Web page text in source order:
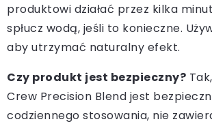
produktowi działać przez kilka
spłucz wodą, jeśli to konieczne.
aby utrzymać naturalny efekt.
Czy produkt jest bezpieczny?
Crew Precision Blend jest
codziennego stosowania, nie